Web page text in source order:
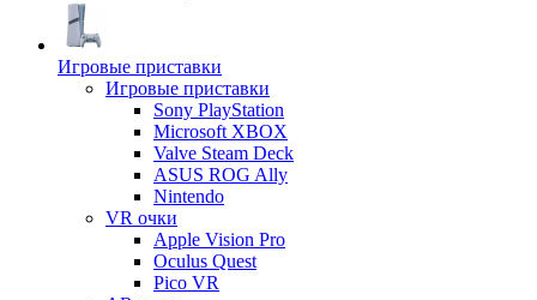
Игровые приставки
Игровые приставки
Sony PlayStation
Microsoft XBOX
Valve Steam Deck
ASUS ROG Ally
Nintendo
VR очки
Apple Vision Pro
Oculus Quest
Pico VR